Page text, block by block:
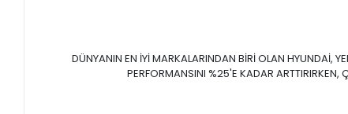
DÜNYANIN EN İYİ MARKALARINDAN BİRİ OLAN HYUNDAİ,
PERFORMANSINI %25'E KADAR ARTTIRIRKEN,